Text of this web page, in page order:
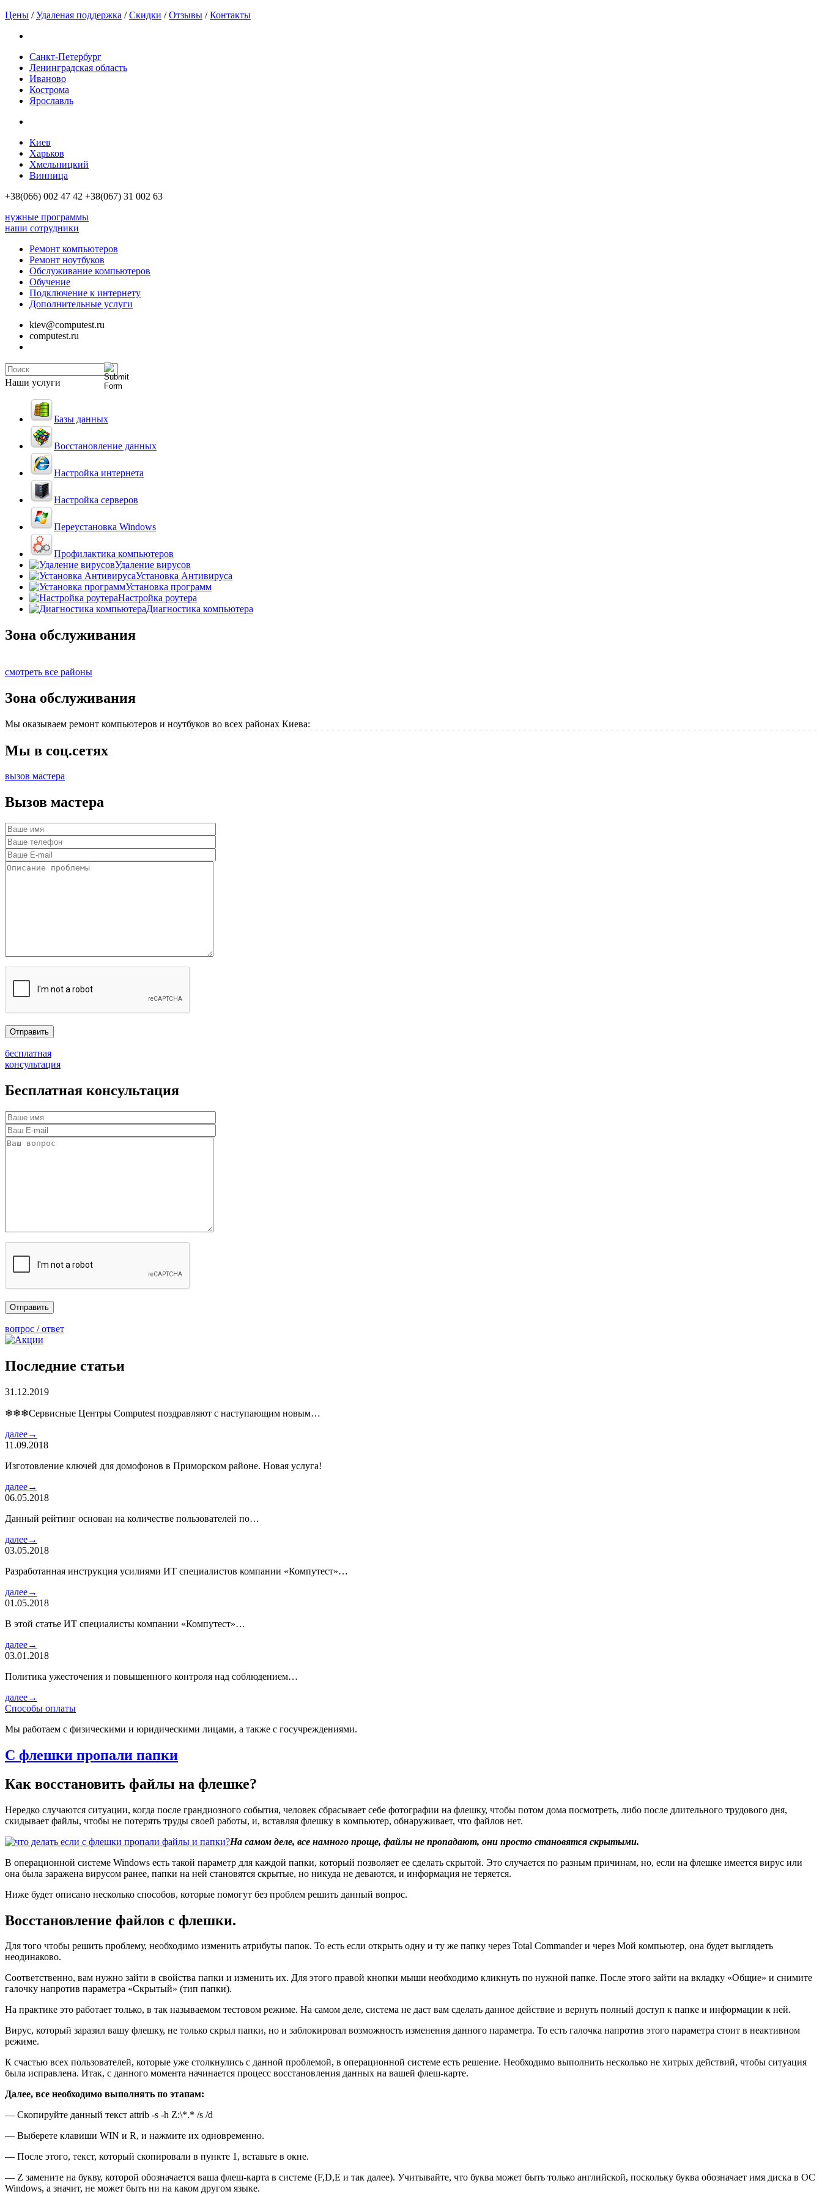
Цены /Удаленая поддержка /Скидки /Отзывы /Контакты
Санкт-Петербург
Ленинградская область
Иваново
Кострома
Ярославль
Киев
Харьков
Хмельницкий
Винница
+38(066) 002 47 42 +38(067) 31 002 63
нужные программы
наши сотрудники
Ремонт компьютеров
Ремонт ноутбуков
Обслуживание компьютеров
Обучение
Подключение к интернету
Дополнительные услуги
kiev@computest.ru
computest.ru
Наши услуги
Базы данных
Восстановление данных
Настройка интернета
Настройка серверов
Переустановка Windows
Профилактика компьютеров
Удаление вирусов
Установка Антивируса
Установка программ
Настройка роутера
Диагностика компьютера
Зона обслуживания
смотреть все районы
Зона обслуживания
Мы оказываем ремонт компьютеров и ноутбуков во всех районах Киева:
Мы в соц.сетях
вызов мастера
Вызов мастера
бесплатная
консультация
Бесплатная консультация
вопрос / ответ
Последние статьи
31.12.2019
❄❄❄Сервисные Центры Computest поздравляют с наступающим новым…
далее→
11.09.2018
Изготовление ключей для домофонов в Приморском районе. Новая услуга!
далее→
06.05.2018
Данный рейтинг основан на количестве пользователей по…
далее→
03.05.2018
Разработанная инструкция усилиями ИТ специалистов компании «Компутест»…
далее→
01.05.2018
В этой статье ИТ специалисты компании «Компутест»…
далее→
03.01.2018
Политика ужесточения и повышенного контроля над соблюдением…
далее→
Способы оплаты
Мы работаем с физическими и юридическими лицами, а также с госучреждениями.
С флешки пропали папки
Как восстановить файлы на флешке?
Нередко случаются ситуации, когда после грандиозного события, человек сбрасывает себе фотографии на флешку, чтобы потом дома посмотреть, либо после длительного трудового дня,
скидывает файлы, чтобы не потерять труды своей работы, и, вставляя флешку в компьютер, обнаруживает, что файлов нет.
На самом деле, все намного проще, файлы не пропадают, они просто становятся скрытыми.
В операционной системе Windows есть такой параметр для каждой папки, который позволяет ее сделать скрытой. Это случается по разным причинам, но, если на флешке имеется вирус или
она была заражена вирусом ранее, папки на ней становятся скрытые, но никуда не деваются, и информация не теряется.
Ниже будет описано несколько способов, которые помогут без проблем решить данный вопрос.
Восстановление файлов с флешки.
Для того чтобы решить проблему, необходимо изменить атрибуты папок. То есть если открыть одну и ту же папку через Total Commander и через Мой компьютер, она будет выглядеть
неодинаково.
Соответственно, вам нужно зайти в свойства папки и изменить их. Для этого правой кнопки мыши необходимо кликнуть по нужной папке. После этого зайти на вкладку «Общие» и снимите
галочку напротив параметра «Скрытый» (тип папки).
На практике это работает только, в так называемом тестовом режиме. На самом деле, система не даст вам сделать данное действие и вернуть полный доступ к папке и информации к ней.
Вирус, который заразил вашу флешку, не только скрыл папки, но и заблокировал возможность изменения данного параметра. То есть галочка напротив этого параметра стоит в неактивном
режиме.
К счастью всех пользователей, которые уже столкнулись с данной проблемой, в операционной системе есть решение. Необходимо выполнить несколько не хитрых действий, чтобы ситуация
была исправлена. Итак, с данного момента начинается процесс восстановления данных на вашей флеш-карте.
Далее, все необходимо выполнять по этапам:
— Скопируйте данный текст attrib -s -h Z:\*.* /s /d
— Выберете клавиши WIN и R, и нажмите их одновременно.
— После этого, текст, который скопировали в пункте 1, вставьте в окне.
— Z замените на букву, которой обозначается ваша флеш-карта в системе (F,D,E и так далее). Учитывайте, что буква может быть только английской, поскольку буква обозначает имя диска в ОС
Windows, а значит, не может быть ни на каком другом языке.